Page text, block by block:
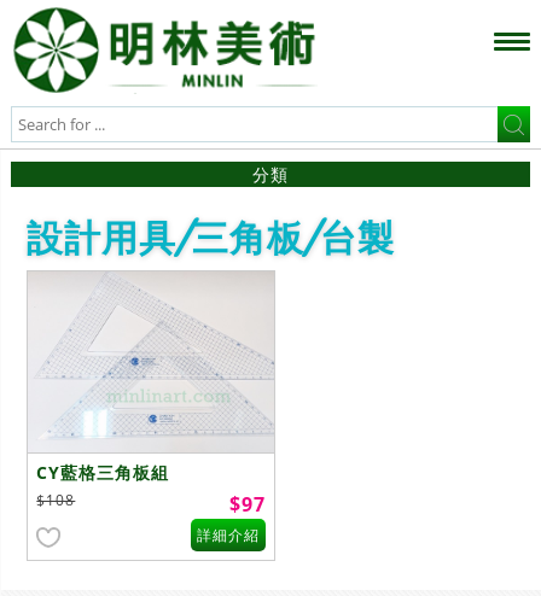
分類
設計用具/三角板/台製
CY藍格三角板組
$108 $97
詳細介紹